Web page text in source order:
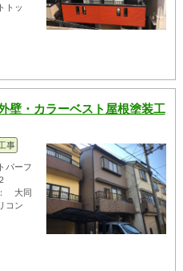
トッ
壁・カラーベスト屋根塗装工
事
パーフ
４２
同
コン